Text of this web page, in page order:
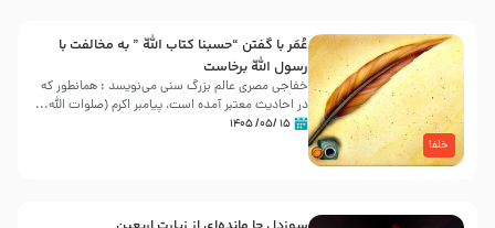
خلفا
عُمَر با گفتن “حسبنا كتاب اللّه ” به مخالفت با
رسول اللّه برخاست
خفاجی مصری عالم بزرگ سنی می‌نویسد : همانطور که
در احادیث معتبر آمده است، پیامبر اکرم (صلوات اللّه...
۱۵ /۰۵/ ۱۴۰۵